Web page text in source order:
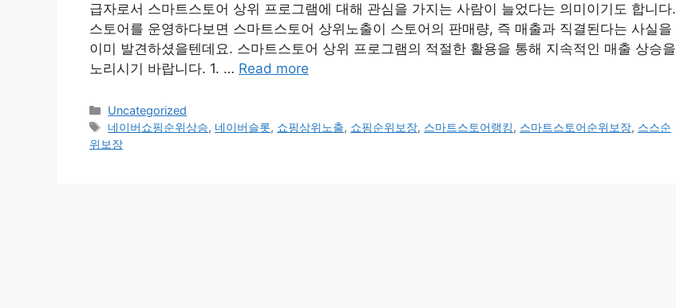
급자로서 스마트스토어 상위 프로그램에 대해 관심을 가지는 사람이 늘었다는 의미이기도 합니다.
스토어를 운영하다보면 스마트스토어 상위노출이 스토어의 판매량, 즉 매출과 직결된다는 사실을
이미 발견하셨을텐데요. 스마트스토어 상위 프로그램의 적절한 활용을 통해 지속적인 매출 상승을
노리시기 바랍니다. 1. … Read more
Categories
Uncategorized
Tags
네이버쇼핑순위상승, 네이버슬롯, 쇼핑상위노출, 쇼핑순위보장, 스마트스토어랭킹, 스마트스토어순위보장, 스스순
위보장